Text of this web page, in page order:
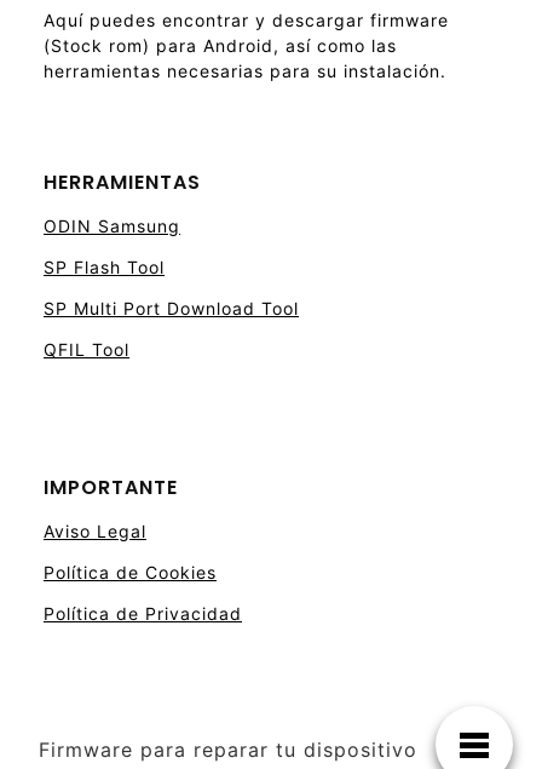
Aquí puedes encontrar y descargar firmware
(Stock rom) para Android, así como las
herramientas necesarias para su instalación.
HERRAMIENTAS
ODIN Samsung
SP Flash Tool
SP Multi Port Download Tool
QFIL Tool
IMPORTANTE
Aviso Legal
Política de Cookies
Política de Privacidad
Firmware para reparar tu dispositivo